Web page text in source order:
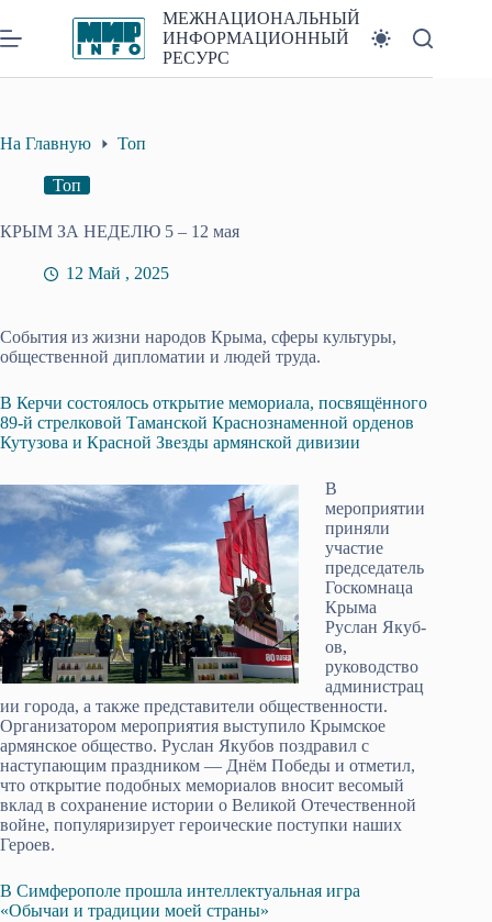
к
сути
МЕЖНАЦИОНАЛЬНЫЙ
ИНФОРМАЦИОННЫЙ
РЕСУРС
На Главную Топ
Топ
КРЫМ ЗА НЕДЕЛЮ 5 – 12 мая
12 Май , 2025
События из жизни народов Крыма, сферы культуры,
общественной дипломатии и людей труда.
В Керчи состоялось открытие мемориала, посвящённого
89-й стрелковой Таманской Краснознаменной орденов
Кутузова и Красной Звезды армянской дивизии
В
мероприятии
приняли
участие
председатель
Госкомнаца
Крыма
Руслан Якуб­
ов,
руководство
администрац
ии города, а также представители общественности.
Организатором мероприятия выступило Крымское
армянское общество. Руслан Якуб­ов поздравил с
наступающим праздником — Днём Победы и отметил,
что открытие подобных мемориалов вносит весомый
вклад в сохранение истории о Великой Отечественной
войне, популяризирует героические поступки наших
Героев.
В Симферополе прошла интеллектуальная игра
«Обычаи и традиции моей страны»